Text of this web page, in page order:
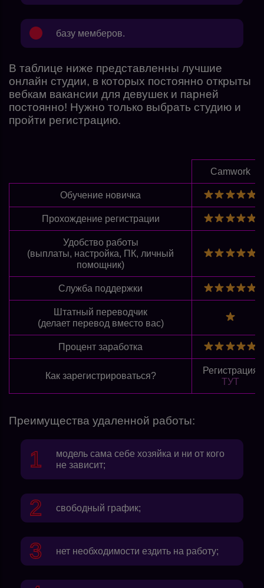
базу мемберов.
В таблице ниже представленны лучшие
онлайн студии, в которых постоянно открыты
вебкам вакансии для девушек и парней
постоянно! Нужно только выбрать студию и
пройти регистрацию.
Camwork
Обучение новичка
Прохождение регистрации
Удобство работы
(выплаты, настройка, ПК, личный
помощник)
Служба поддержки
Штатный переводчик
(делает перевод вместо вас)
Процент заработка
Как зарегистрироваться?
Регистрация
ТУТ
Преимущества удаленной работы:
модель сама себе хозяйка и ни от кого
не зависит;
свободный график;
нет необходимости ездить на работу;